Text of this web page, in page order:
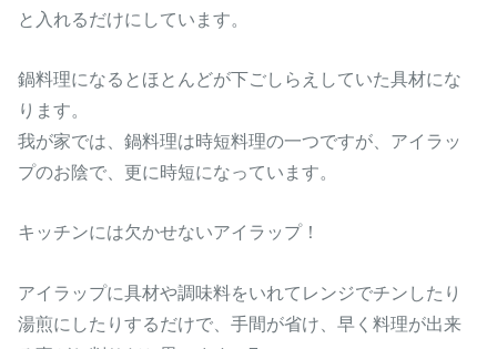
と入れるだけにしています。
鍋料理になるとほとんどが下ごしらえしていた具材にな
ります。
我が家では、鍋料理は時短料理の一つですが、アイラッ
プのお陰で、更に時短になっています。
キッチンには欠かせないアイラップ！
アイラップに具材や調味料をいれてレンジでチンしたり
湯煎にしたりするだけで、手間が省け、早く料理が出来